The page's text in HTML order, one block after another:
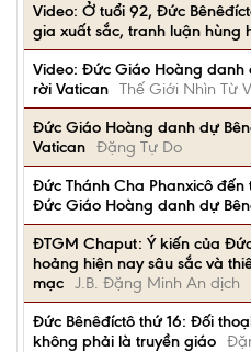
Video: Ở tuổi 92, Đức
gia xuất sắc, tranh luận hùng
Video: Đức Giáo Hoàng danh
rời Vatican Thế Giới Nhìn Từ
Đức Giáo Hoàng danh dự
Vatican Đặng Tự Do
Đức Thánh Cha Phanxicô
Đức Giáo Hoàng danh dự
ĐTGM Chaput: Ý kiến của
hoảng hiện nay sâu sắc và
mạc J.B. Đặng Minh An dịch
Đức Bênêđíctô thứ 16: Đối
không phải là truyền giáo